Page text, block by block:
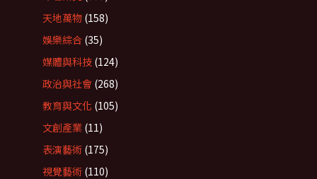
天地萬物 (158)
娛樂綜合 (35)
媒體與科技 (124)
政治與社會 (268)
教育與文化 (105)
文創產業 (11)
表演藝術 (175)
視覺藝術 (110)